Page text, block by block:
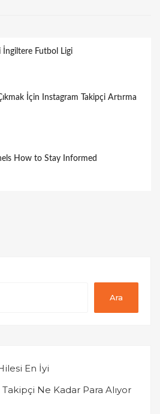
İngiltere Futbol Ligi
İçin Instagram Takipçi Artırma
How to Stay Informed
Ara
En İyi
Ne Kadar Para Alıyor